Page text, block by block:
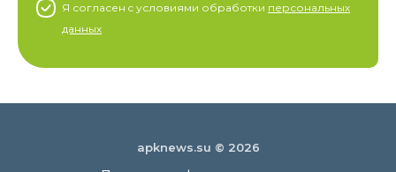
Я согласен c условиями обработки персональных
данных
apknews.su © 2026